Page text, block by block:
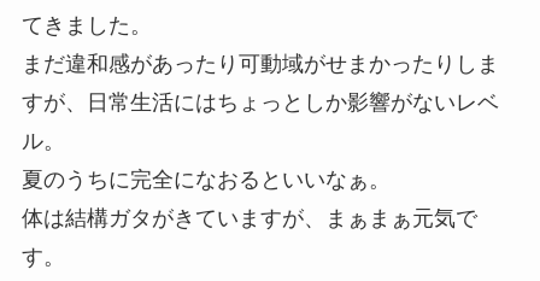
てきました。
まだ違和感があったり可動域がせまかったりしま
すが、日常生活にはちょっとしか影響がないレベ
ル。
夏のうちに完全になおるといいなぁ。
体は結構ガタがきていますが、まぁまぁ元気で
す。